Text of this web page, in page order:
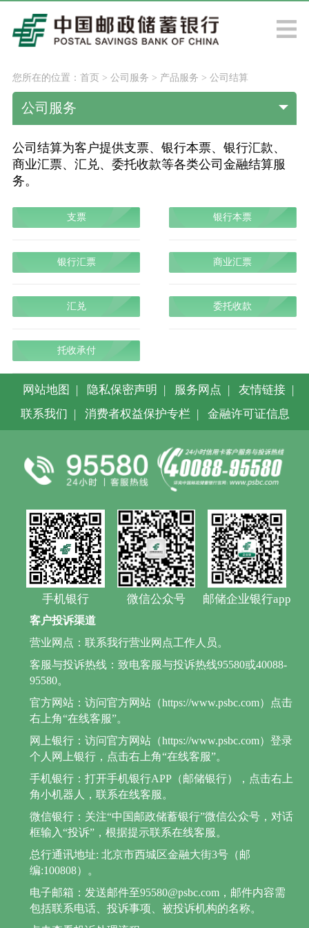
您所在的位置： 首页> 公司服务 > 产品服务 > 公司结算
公司服务
公司结算为客户提供支票、银行本票、银行汇款、
商业汇票、汇兑、委托收款等各类公司金融结算服
务。
支票 银行本票
银行汇票 商业汇票
汇兑 委托收款
托收承付
网站地图 | 隐私保密声明 | 服务网点 | 友情链接 |
联系我们 | 消费者权益保护专栏 | 金融许可证信息
手机银行 微信公众号 邮储企业银行app
客户投诉渠道
营业网点：联系我行营业网点工作人员。
客服与投诉热线：致电客服与投诉热线95580或40088-
95580。
官方网站：访问官方网站（https://www.psbc.com）点击
右上角“在线客服”。
网上银行：访问官方网站（https://www.psbc.com）登录
个人网上银行，点击右上角“在线客服”。
手机银行：打开手机银行APP（邮储银行），点击右上
角小机器人，联系在线客服。
微信银行：关注“中国邮政储蓄银行”微信公众号，对话
框输入“投诉”，根据提示联系在线客服。
总行通讯地址: 北京市西城区金融大街3号（邮
编:100808）。
电子邮箱：发送邮件至95580@psbc.com，邮件内容需
包括联系电话、投诉事项、被投诉机构的名称。